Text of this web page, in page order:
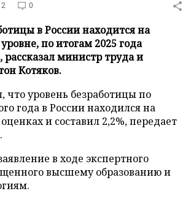
0
в России находится на
по итогам 2025 года
рассказал министр труда и
Котяков.
что уровень безработицы по
года в России находился на
и составил 2,2%, передает
.
в ходе экспертного
высшему образованию и